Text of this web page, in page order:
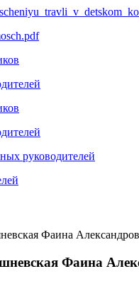
руководителей
Фаина